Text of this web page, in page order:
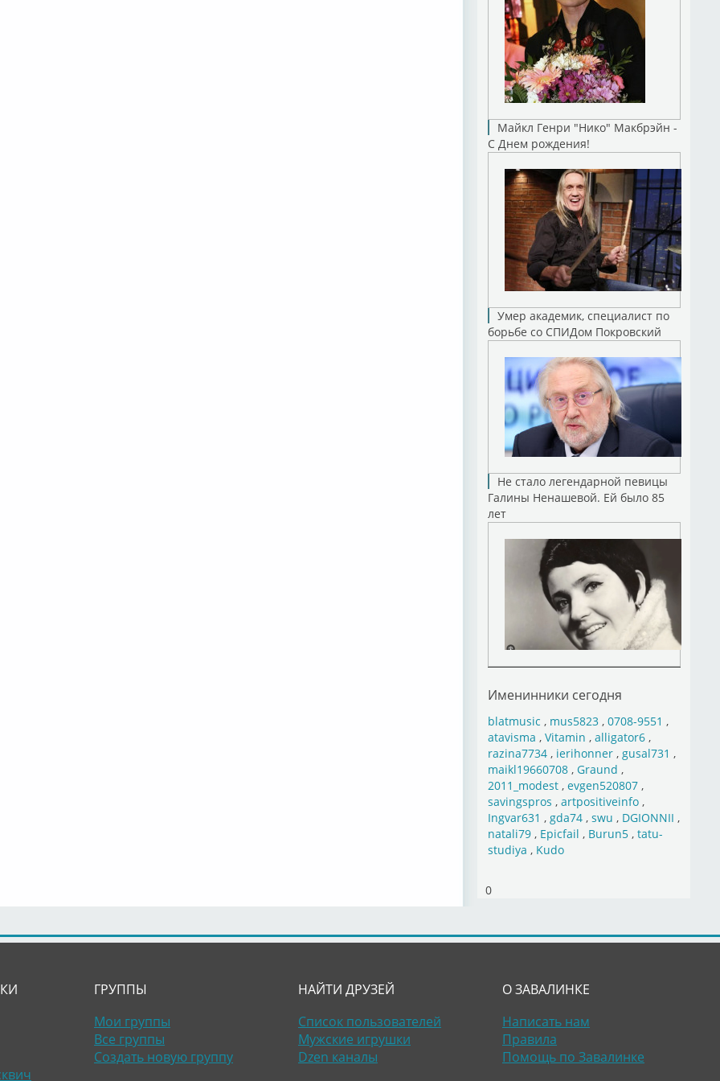
Майкл Генри "Нико" Макбрэйн -
С Днем рождения!
Умер академик, специалист по
борьбе со СПИДом Покровский
Не стало легендарной певицы
Галины Ненашевой. Ей было 85
лет
Именинники сегодня
blatmusic , mus5823, 0708-9551 ,
atavisma , Vitamin , alligator6,
razina7734, ierihonner, gusal731 ,
maikl19660708, Graund ,
2011_modest, evgen520807,
savingspros , artpositiveinfo,
Ingvar631 , gda74, swu , DGIONNII ,
natali79, Epicfail , Burun5, tatu-
studiya , Kudo
0
ГРУППЫ
Мои группы
Все группы
Создать новую группу
НАЙТИ ДРУЗЕЙ
Список пользователей
Мужские игрушки
Dzen каналы
О ЗАВАЛИНКЕ
Написать нам
Правила
Помощь по Завалинке